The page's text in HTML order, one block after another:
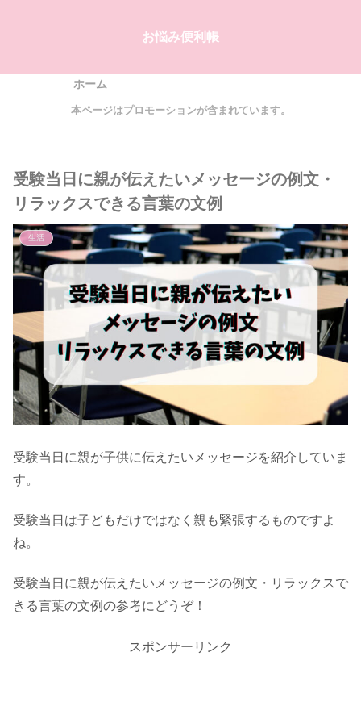
お悩み便利帳
ホーム
本ページはプロモーションが含まれています。
受験当日に親が伝えたいメッセージの例文・
リラックスできる言葉の文例
生活
受験当日に親が子供に伝えたいメッセージを紹介していま
す。
受験当日は子どもだけではなく親も緊張するものですよ
ね。
受験当日に親が伝えたいメッセージの例文・リラックスで
きる言葉の文例の参考にどうぞ！
スポンサーリンク